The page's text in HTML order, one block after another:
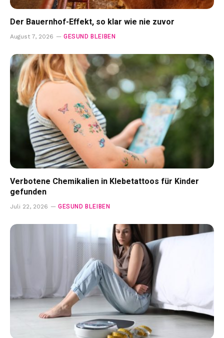
Der Bauernhof-Effekt, so klar wie nie zuvor
August 7, 2026 GESUND BLEIBEN
Verbotene Chemikalien in Klebetattoos für Kinder
gefunden
Juli 22, 2026 GESUND BLEIBEN